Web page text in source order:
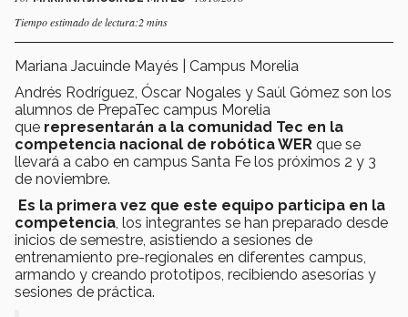
Tiempo estimado de lectura:2 mins
Mariana Jacuinde Mayés | Campus Morelia
Andrés Rodríguez, Óscar Nogales y Saúl Gómez son los
alumnos de PrepaTec campus Morelia
que representarán a la comunidad Tec en la
competencia nacional de robótica WER que se
llevará a cabo en campus Santa Fe los próximos 2 y 3
de noviembre.
Es la primera vez que este equipo participa en la
competencia , los integrantes se han preparado desde
inicios de semestre, asistiendo a sesiones de
entrenamiento pre-regionales en diferentes campus,
armando y creando prototipos, recibiendo asesorías y
sesiones de práctica.